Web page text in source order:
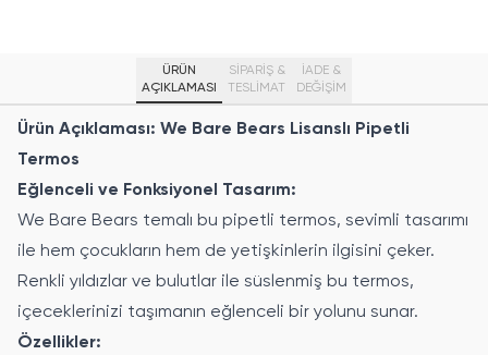
ÜRÜN
AÇIKLAMASI
SİPARİŞ &
TESLİMAT
İADE &
DEĞİŞİM
Ürün Açıklaması: We Bare Bears Lisanslı Pipetli
Termos
Eğlenceli ve Fonksiyonel Tasarım:
We Bare Bears temalı bu pipetli termos, sevimli tasarımı
ile hem çocukların hem de yetişkinlerin ilgisini çeker.
Renkli yıldızlar ve bulutlar ile süslenmiş bu termos,
içeceklerinizi taşımanın eğlenceli bir yolunu sunar.
Özellikler: